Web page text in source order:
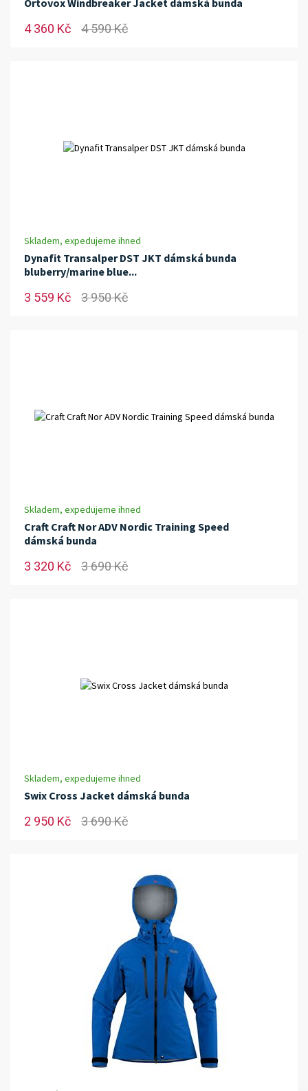
Ortovox Windbreaker Jacket dámská bunda
4 360 Kč 4 590 Kč
Skladem, expedujeme ihned
Dynafit Transalper DST JKT dámská bunda
bluberry/marine blue...
3 559 Kč 3 950 Kč
Skladem, expedujeme ihned
Craft Craft Nor ADV Nordic Training Speed
dámská bunda
3 320 Kč 3 690 Kč
Skladem, expedujeme ihned
Swix Cross Jacket dámská bunda
2 950 Kč 3 690 Kč